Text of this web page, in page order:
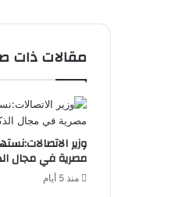
مقالات ذات
وزير
مصرية في مجال
منذ 5 أيام